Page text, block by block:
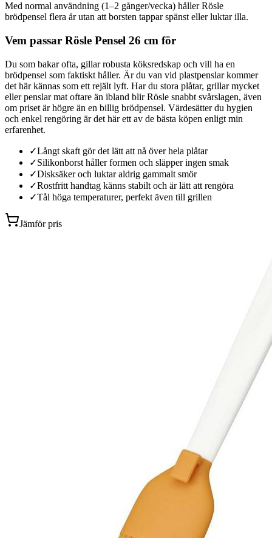
Med normal användning (1–2 gånger/vecka) håller Rösle
brödpensel flera år utan att borsten tappar spänst eller luktar illa.
Vem passar Rösle Pensel 26 cm för
Du som bakar ofta, gillar robusta köksredskap och vill ha en
brödpensel som faktiskt håller. Är du van vid plastpenslar kommer
det här kännas som ett rejält lyft. Har du stora plåtar, grillar mycket
eller penslar mat oftare än ibland blir Rösle snabbt svårslagen, även
om priset är högre än en billig brödpensel. Värdesätter du hygien
och enkel rengöring är det här ett av de bästa köpen enligt min
erfarenhet.
✓Långt skaft gör det lätt att nå över hela plåtar
✓Silikonborst håller formen och släpper ingen smak
✓Disksäker och luktar aldrig gammalt smör
✓Rostfritt handtag känns stabilt och är lätt att rengöra
✓Tål höga temperaturer, perfekt även till grillen
Jämför pris